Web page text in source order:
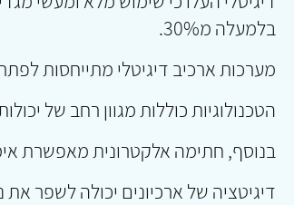
בלמעלה מ30%.
מערכות ארכיב דיגיטלי מתייחסות
הטכנולוגיות כוללות מגוון רחב של
בנוסף, חתימה אלקטרונית מאפשרת
דיגיטציה של ארכיונים יכולה לשפר